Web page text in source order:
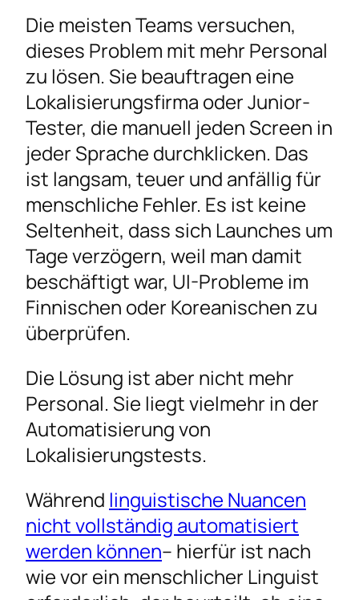
Die meisten Teams versuchen,
dieses Problem mit mehr Personal
zu lösen. Sie beauftragen eine
Lokalisierungsfirma oder Junior-
Tester, die manuell jeden Screen in
jeder Sprache durchklicken. Das
ist langsam, teuer und anfällig für
menschliche Fehler. Es ist keine
Seltenheit, dass sich Launches um
Tage verzögern, weil man damit
beschäftigt war, UI-Probleme im
Finnischen oder Koreanischen zu
überprüfen.
Die Lösung ist aber nicht mehr
Personal. Sie liegt vielmehr in der
Automatisierung von
Lokalisierungstests.
Während linguistische Nuancen
nicht vollständig automatisiert
werden können– hierfür ist nach
wie vor ein menschlicher Linguist